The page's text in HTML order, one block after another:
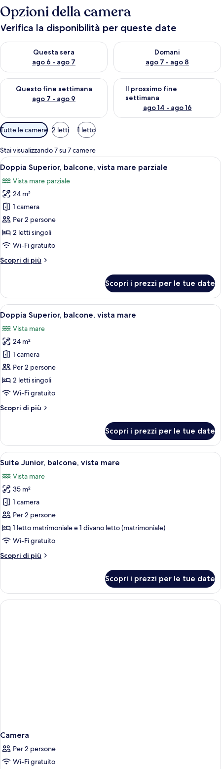
Opzioni della camera
Verifica la disponibilità per queste date
Questa sera
ago 6 - ago 7
Verifica la disponibilità per questa sera, ago 6 - ago 7
Domani
ago 7 - ago 8
Verifica la disponibilità per
Questo fine settimana
ago 7 - ago 9
Verifica la disponibilità per questo fine settimana, ago 7 - ago
Il prossimo fine
settimana
ago 14 - ago 16
Verifica la disponibilità per il
Filtri
disponibili
per
le
camere
Tutte le camere 2 letti 1 letto
Stai visualizzando 7 su 7 camere
Apri
tutte
le
foto
per
Doppia
Superior,
balcone,
mare
Doppia Superior, balcone, vista
8
Doppia Superior, balcone, vista mare parziale
Vista mare parziale
24 m²
1 camera
Per 2 persone
2 letti singoli
Wi-Fi gratuito
Scopri di più
Altri
Superior,
balcone,
vista
mare
parziale
Scopri i prezzi per le tue date
Apri
tutte
le
foto
per
Doppia
Superior,
balcone,
mare
Doppia Superior, balcone, vista
5
Doppia Superior, balcone, vista mare
Vista mare
24 m²
1 camera
Per 2 persone
2 letti singoli
Wi-Fi gratuito
Scopri di più
Altri
Superior,
balcone,
vista
Scopri i prezzi per le tue date
Apri
tutte
le
foto
per
Suite
Junior,
balcone,
mare
Suite Junior, balcone, vista mare |
10
Suite Junior, balcone, vista mare
Vista mare
35 m²
1 camera
Per 2 persone
1 letto matrimoniale e 1 divano letto (matrimoniale)
Wi-Fi gratuito
Scopri di più
Altri
Junior,
balcone,
vista
Scopri i prezzi per le tue date
Camera
Per 2 persone
Wi-Fi gratuito